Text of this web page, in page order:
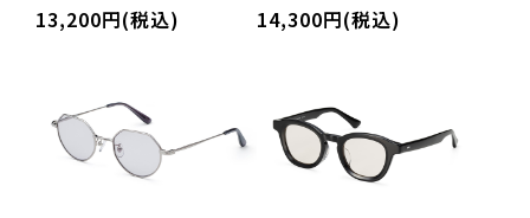
13,200円(税込) 14,300円(税込)